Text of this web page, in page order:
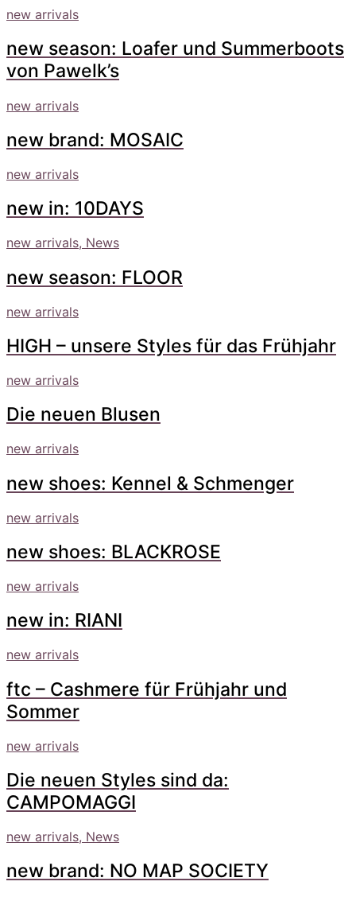
new arrivals
new season: Loafer und Summerboots
von Pawelk’s
new arrivals
new brand: MOSAIC
new arrivals
new in: 10DAYS
new arrivals, News
new season: FLOOR
new arrivals
HIGH – unsere Styles für das Frühjahr
new arrivals
Die neuen Blusen
new arrivals
new shoes: Kennel & Schmenger
new arrivals
new shoes: BLACKROSE
new arrivals
new in: RIANI
new arrivals
ftc – Cashmere für Frühjahr und
Sommer
new arrivals
Die neuen Styles sind da:
CAMPOMAGGI
new arrivals, News
new brand: NO MAP SOCIETY